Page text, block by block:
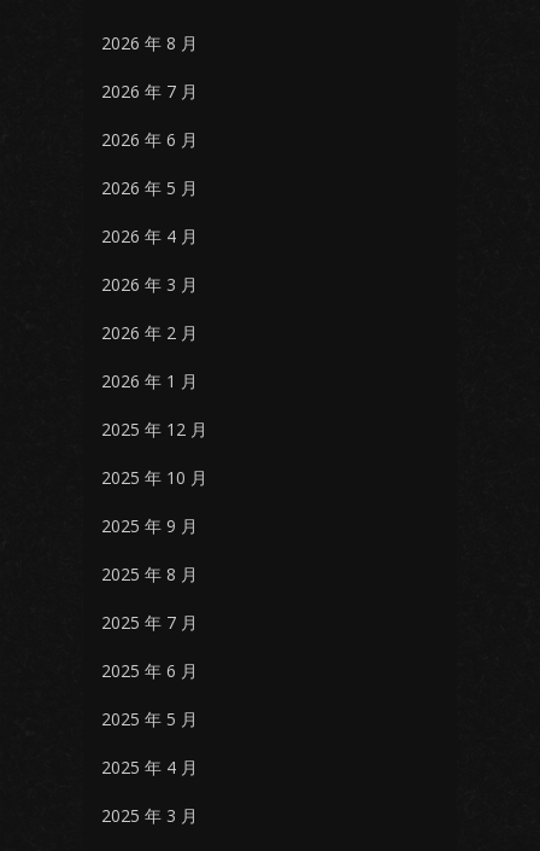
2026 年 8 月
2026 年 7 月
2026 年 6 月
2026 年 5 月
2026 年 4 月
2026 年 3 月
2026 年 2 月
2026 年 1 月
2025 年 12 月
2025 年 10 月
2025 年 9 月
2025 年 8 月
2025 年 7 月
2025 年 6 月
2025 年 5 月
2025 年 4 月
2025 年 3 月